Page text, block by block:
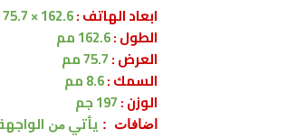
ابعاد الهاتف :162.6 × 75.7 × 8.6 ملم
الطول :162.6 مم
العرض :
السمك :8.6 مم
الوزن :
اضافات : يأتي من